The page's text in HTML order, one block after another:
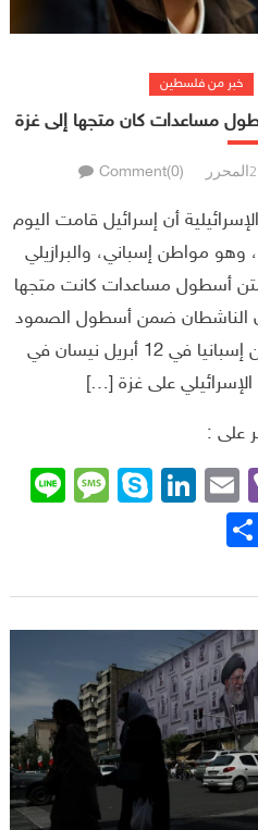
خبر من فلسطين
المحرر Comment(0)
أن إسرائيل قامت اليوم
مواطن إسباني، والبرازيلي
متن أسطول مساعدات كانت متجها
الناشطان ضمن أسطول الصمود
العالمي الثاني الذي انطلق من إسبانيا في 12 أبريل نيسان ⁠في
على غزة […]
على :
Viber
Email
LinkedIn
Skype